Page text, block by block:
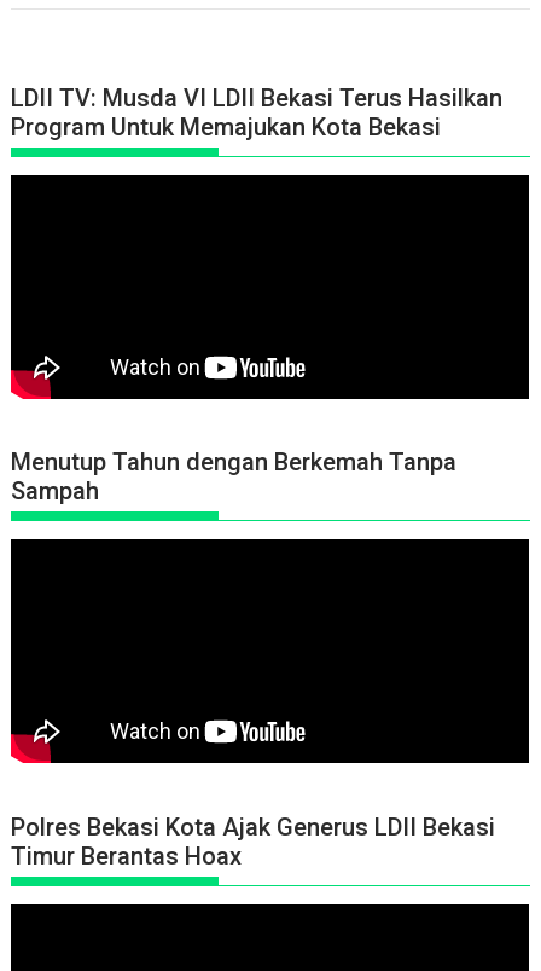
LDII TV: Musda VI LDII Bekasi Terus Hasilkan
Program Untuk Memajukan Kota Bekasi
Menutup Tahun dengan Berkemah Tanpa
Sampah
Polres Bekasi Kota Ajak Generus LDII Bekasi
Timur Berantas Hoax